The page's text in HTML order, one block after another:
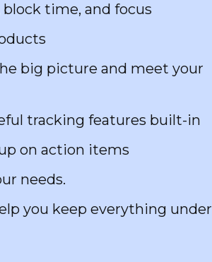
time, and focus
big picture and meet your
tracking features built-in
on action items
needs.
you keep everything under